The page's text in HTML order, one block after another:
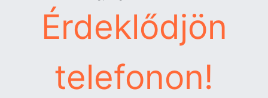
Érdeklődjön
telefonon!